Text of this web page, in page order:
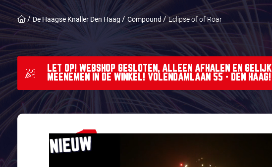
De Haagse Knaller Den Haag Compound Eclipse of of Roar
LET OP! WEBSHOP GESLOTEN, ALLEEN AFHALEN EN GELIJK
MEENEMEN IN DE WINKEL! VOLENDAMLAAN 55 - DEN HAAG!
NIEUW